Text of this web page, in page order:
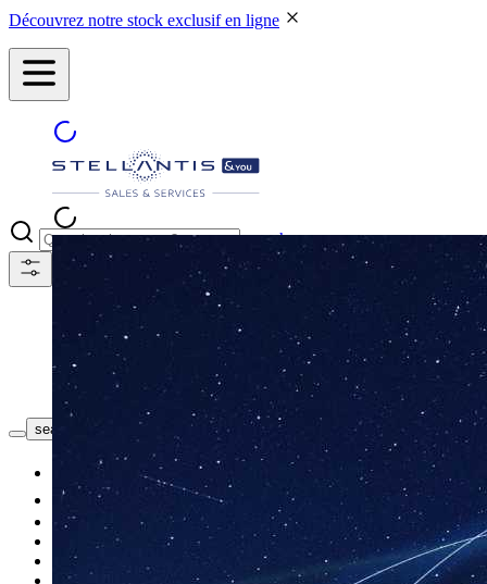
Découvrez notre stock exclusif en ligne
search
search button - icon NOS CONCESSIONS
Occasion
Nos promotions
Nos marques
Entretien